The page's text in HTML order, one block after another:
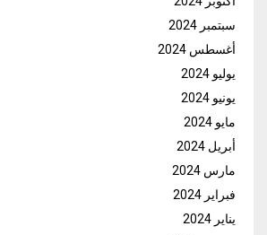
سبتمبر 2024
أغسطس 2024
يوليو 2024
يونيو 2024
مايو 2024
أبريل 2024
مارس 2024
فبراير 2024
يناير 2024